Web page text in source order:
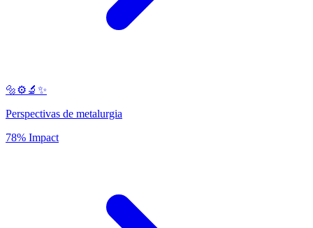
🔩⚙️🔬✨
Perspectivas de metalurgia
78% Impact